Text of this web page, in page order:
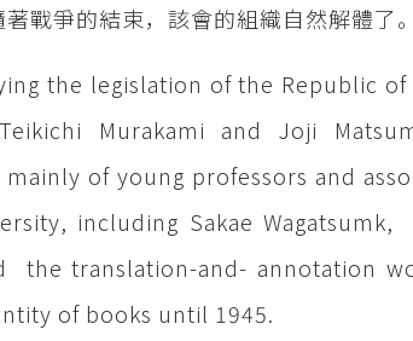
戰爭的結束，該會的組織自然解體了。
the legislation of the Republic of
Murakami and Joji
of young professors and
including Sakae
the translation-and- annotation
of books until 1945.